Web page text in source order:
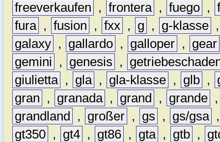
freeverkaufen
, frontera , fuego ,
fura , fusion , fxx , g , g-klasse
galaxy , gallardo , galloper ,
gear
gemini
, genesis ,
giulietta , gla , gla-klasse , glb ,
gran
, granada , grand , grande
grandland
, großer , gs , gs/gsa
gt350 , gt4 , gt86 , gta , gtb ,